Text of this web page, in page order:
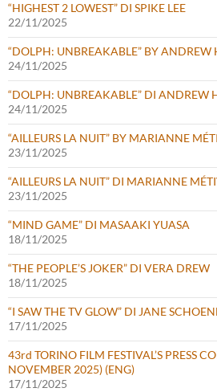
“HIGHEST 2 LOWEST” DI SPIKE LEE
22/11/2025
“DOLPH: UNBREAKABLE” BY ANDREW
24/11/2025
“DOLPH: UNBREAKABLE” DI ANDREW
24/11/2025
“AILLEURS LA NUIT” BY MARIANNE
23/11/2025
“AILLEURS LA NUIT” DI MARIANNE
23/11/2025
“MIND GAME” DI MASAAKI YUASA
18/11/2025
“THE PEOPLE’S JOKER” DI VERA DREW
18/11/2025
“I SAW THE TV GLOW” DI JANE
17/11/2025
43rd TORINO FILM FESTIVAL’S PRESS
NOVEMBER 2025) (ENG)
17/11/2025